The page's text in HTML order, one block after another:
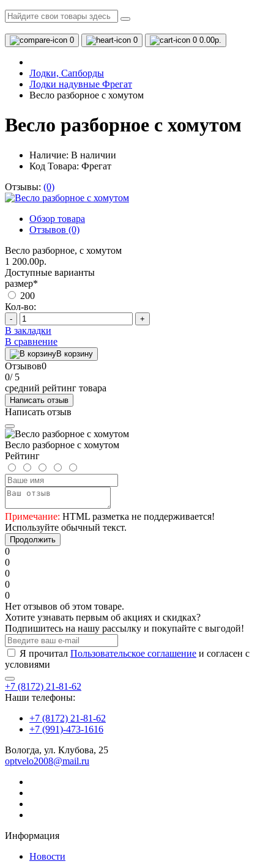
0 0 0 0.00р.
Лодки, Сапборды
Лодки надувные Фрегат
Весло разборное с хомутом
Весло разборное с хомутом
Наличие: В наличии
Код Товара: Фрегат
Отзывы: (0)
Обзор товара
Отзывов (0)
Весло разборное, с хомутом
1 200.00р.
Доступные варианты
размер*
200
Кол-во:
- +
В закладки
В сравнение
В корзину
Отзывов0
0/ 5
средний рейтинг товара
Написать отзыв
Написать отзыв
Весло разборное с хомутом
Рейтинг
Примечание: HTML разметка не поддерживается!
Используйте обычный текст.
Продолжить
0
0
0
0
0
Нет отзывов об этом товаре.
Хотите узнавать первым об акциях и скидках?
Подпишитесь на нашу рассылку и покупайте с выгодой!
Я прочитал Пользовательское соглашение и согласен с
условиями
+7 (8172) 21-81-62
Наши телефоны:
+7 (8172) 21-81-62
+7 (991)-473-1616
Вологда, ул. Клубова, 25
optvelo2008@mail.ru
Информация
Новости